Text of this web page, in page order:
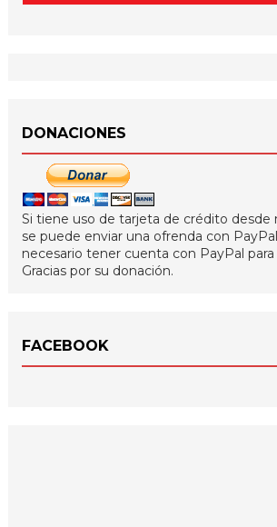
DONACIONES
Si tiene uso de tarjeta de crédito desde
se puede enviar una ofrenda con
necesario tener cuenta con PayPal para
Gracias por su donación.
FACEBOOK